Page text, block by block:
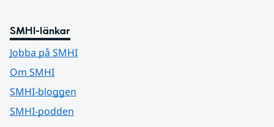
SMHI-länkar
Jobba på SMHI
Om SMHI
SMHI-bloggen
SMHI-podden